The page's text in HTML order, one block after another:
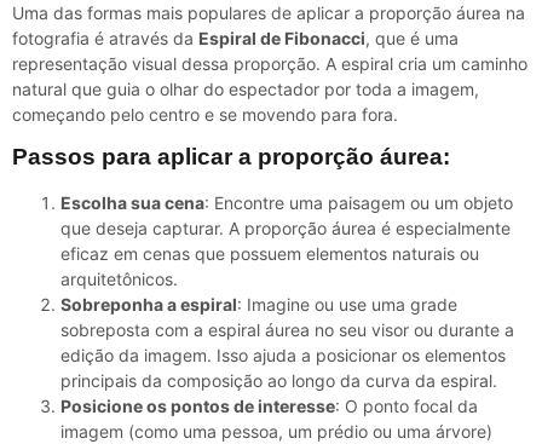
Uma das formas mais populares de aplicar a proporção áurea na
fotografia é através da Espiral de Fibonacci, que é uma
representação visual dessa proporção. A espiral cria um caminho
natural que guia o olhar do espectador por toda a imagem,
começando pelo centro e se movendo para fora.
Passos para aplicar a proporção áurea:
Escolha sua cena: Encontre uma paisagem ou um objeto
que deseja capturar. A proporção áurea é especialmente
eficaz em cenas que possuem elementos naturais ou
arquitetônicos.
Sobreponha a espiral: Imagine ou use uma grade
sobreposta com a espiral áurea no seu visor ou durante a
edição da imagem. Isso ajuda a posicionar os elementos
principais da composição ao longo da curva da espiral.
Posicione os pontos de interesse: O ponto focal da
imagem (como uma pessoa, um prédio ou uma árvore)